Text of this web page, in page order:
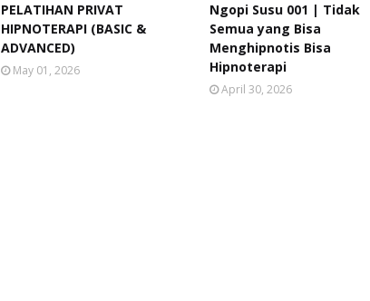
PELATIHAN PRIVAT
HIPNOTERAPI (BASIC &
ADVANCED)
May 01, 2026
Ngopi Susu 001 | Tidak
Semua yang Bisa
Menghipnotis Bisa
Hipnoterapi
April 30, 2026